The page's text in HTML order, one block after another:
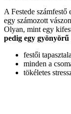
A Festede
egy számozott
Olyan, mint egy
pedig egy gyönyörű
festői
minden a
tökéletes